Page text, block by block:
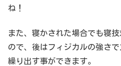
ね！
また、寝かされた場合でも寝
ので、後はフィジカルの強さ
繰り出す事ができます。